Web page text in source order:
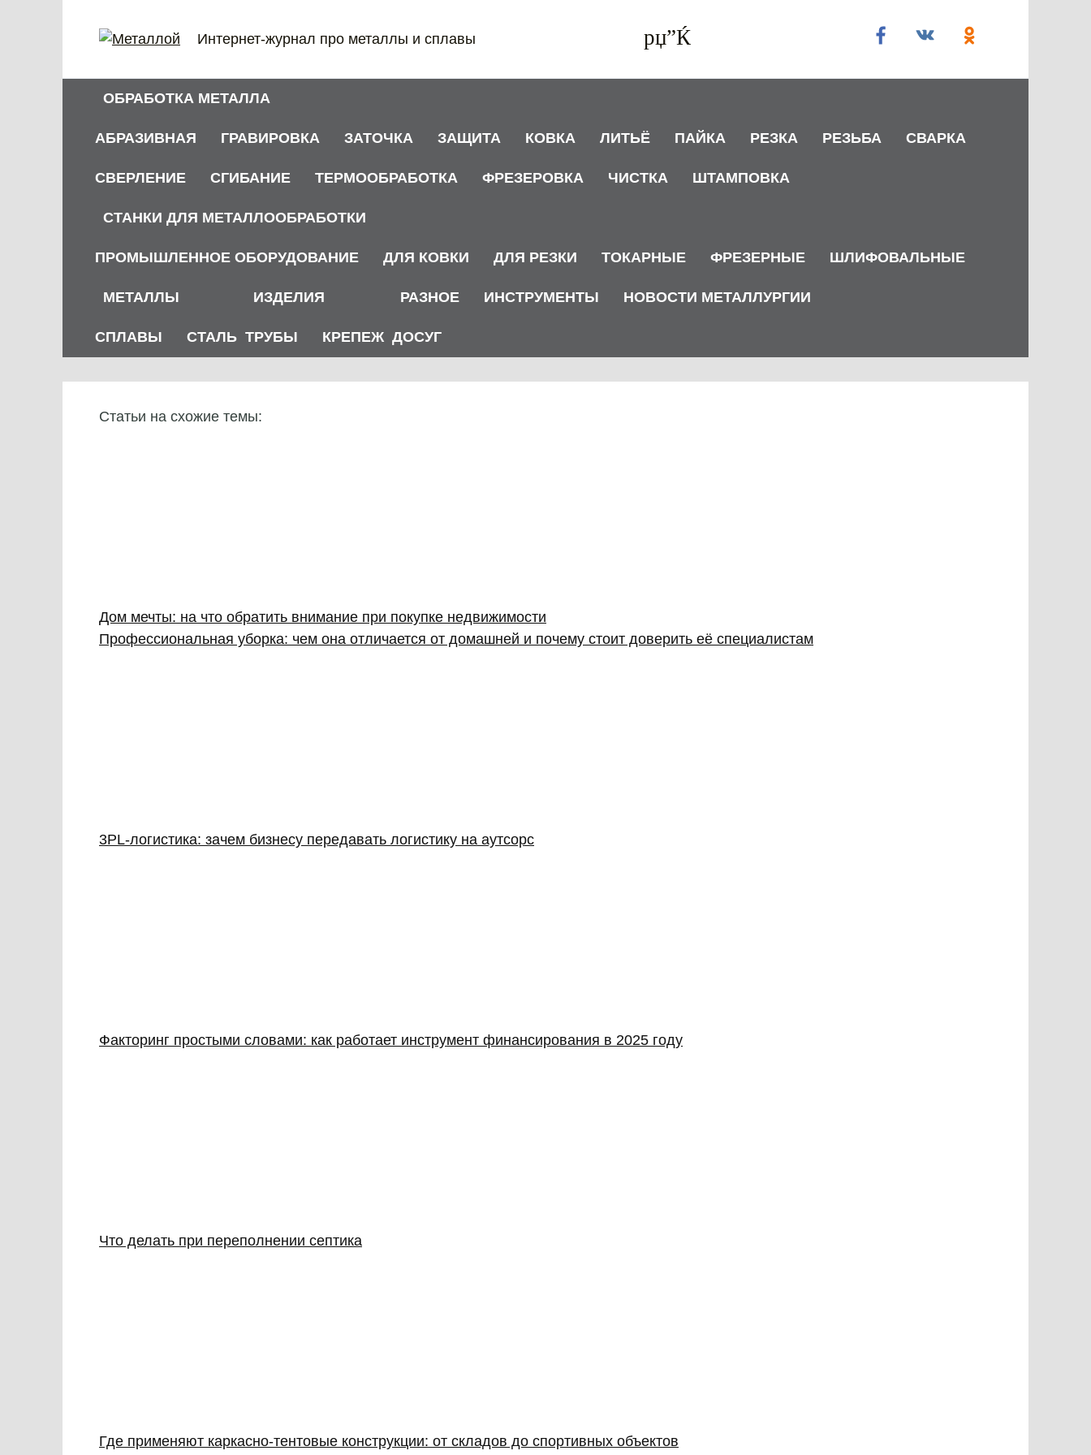
Интернет-журнал про металлы и сплавы
ОБРАБОТКА МЕТАЛЛА
АБРАЗИВНАЯ ГРАВИРОВКА ЗАТОЧКА ЗАЩИТА КОВКА ЛИТЬЁ ПАЙКА РЕЗКА РЕЗЬБА СВАРКА
СВЕРЛЕНИЕ СГИБАНИЕ ТЕРМООБРАБОТКА ФРЕЗЕРОВКА ЧИСТКА ШТАМПОВКА
СТАНКИ ДЛЯ МЕТАЛЛООБРАБОТКИ
ПРОМЫШЛЕННОЕ ОБОРУДОВАНИЕ ДЛЯ КОВКИ ДЛЯ РЕЗКИ ТОКАРНЫЕ ФРЕЗЕРНЫЕ ШЛИФОВАЛЬНЫЕ
МЕТАЛЛЫ
СПЛАВЫ СТАЛЬ
ИЗДЕЛИЯ
ТРУБЫ КРЕПЕЖ
РАЗНОЕ
ДОСУГ
ИНСТРУМЕНТЫ НОВОСТИ МЕТАЛЛУРГИИ
Статьи на схожие темы:
Дом мечты: на что обратить внимание при покупке недвижимости
Профессиональная уборка: чем она отличается от домашней и почему стоит доверить её специалистам
3PL‑логистика: зачем бизнесу передавать логистику на аутсорс
Факторинг простыми словами: как работает инструмент финансирования в 2025 году
Что делать при переполнении септика
Где применяют каркасно‑тентовые конструкции: от складов до спортивных объектов